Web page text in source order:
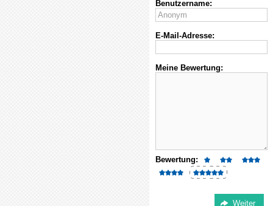
Benutzername:
E-Mail-Adresse:
Meine Bewertung:
Bewertung: